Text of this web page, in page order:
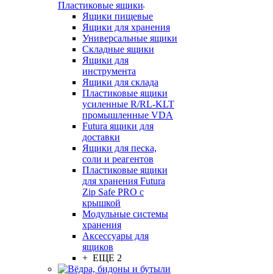
Пластиковые ящики
Ящики пищевые
Ящики для хранения
Универсальные ящики
Складные ящики
Ящики для
инструмента
Ящики для склада
Пластиковые ящики
усиленные R/RL-KLT
промышленные VDA
Futura ящики для
доставки
Ящики для песка,
соли и реагентов
Пластиковые ящики
для хранения Futura
Zip Safe PRO с
крышкой
Модульные системы
хранения
Аксессуары для
ящиков
+ ЕЩЕ 2